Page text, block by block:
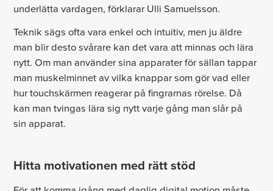
underlätta vardagen, förklarar Ulli Samuelsson.
Teknik sägs ofta vara enkel och intuitiv, men ju äldre
man blir desto svårare kan det vara att minnas och lära
nytt. Om man använder sina apparater för sällan tappar
man muskelminnet av vilka knappar som gör vad eller
hur touchskärmen reagerar på fingrarnas rörelse. Då
kan man tvingas lära sig nytt varje gång man slår på
sin apparat.
Hitta motivationen med rätt stöd